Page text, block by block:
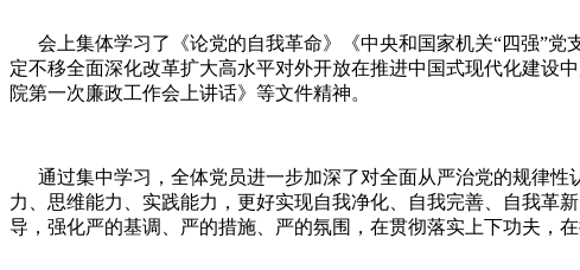
会上集体学习了《论党的自我革命》《中央和国家机关“四强”党
定不移全面深化改革扩大高水平对外开放在推进中国式现代化建设
院第一次廉政工作会上讲话》等文件精神。
通过集中学习，全体党员进一步加深了对全面从严治党的规律性
力、思维能力、实践能力，更好实现自我净化、自我完善、自我革
导，强化严的基调、严的措施、严的氛围，在贯彻落实上下功夫，